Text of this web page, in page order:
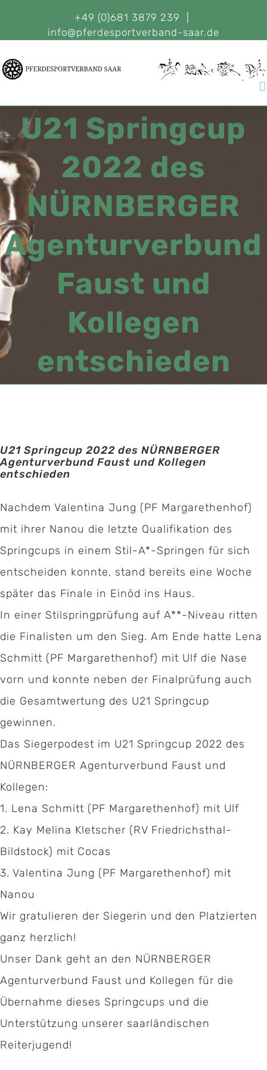
+49 (0)681 3879 239
info@pferdesportverband-saar.de
U21 Springcup
2022 des
NÜRNBERGER
Agenturverbund
Faust und
Kollegen
entschieden
U21 Springcup 2022 des NÜRNBERGER
Agenturverbund Faust und Kollegen
entschieden
Nachdem Valentina Jung (PF Margarethenhof)
mit ihrer Nanou die letzte Qualifikation des
Springcups in einem Stil-A*-Springen für sich
entscheiden konnte, stand bereits eine Woche
später das Finale in Einöd ins Haus.
In einer Stilspringprüfung auf A**-Niveau ritten
die Finalisten um den Sieg. Am Ende hatte Lena
Schmitt (PF Margarethenhof) mit Ulf die Nase
vorn und konnte neben der Finalprüfung auch
die Gesamtwertung des U21 Springcup
gewinnen.
Das Siegerpodest im U21 Springcup 2022 des
NÜRNBERGER Agenturverbund Faust und
Kollegen:
1. Lena Schmitt (PF Margarethenhof) mit Ulf
2. Kay Melina Kletscher (RV Friedrichsthal-
Bildstock) mit Cocas
3. Valentina Jung (PF Margarethenhof) mit
Nanou
Wir gratulieren der Siegerin und den Platzierten
ganz herzlich!
Unser Dank geht an den NÜRNBERGER
Agenturverbund Faust und Kollegen für die
Übernahme dieses Springcups und die
Unterstützung unserer saarländischen
Reiterjugend!
Geschäftsstelle Pferdesportverband Saar e.V.
Hermann-Neuberger-Sportschule 7
66123 Saarbrücken
Telefon: